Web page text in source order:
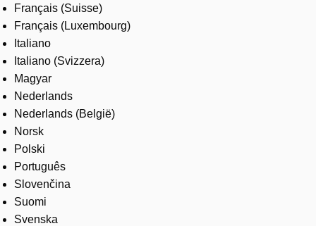
Français (Suisse)
Français (Luxembourg)
Italiano
Italiano (Svizzera)
Magyar
Nederlands
Nederlands (België)
Norsk
Polski
Português
Slovenčina
Suomi
Svenska